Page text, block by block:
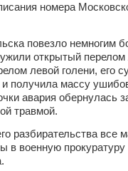
номера
повезло немногим
открытый перелом
левой голени, его
получила массу
авария обернулась
травмой.
разбирательства все
в военную прокуратуру